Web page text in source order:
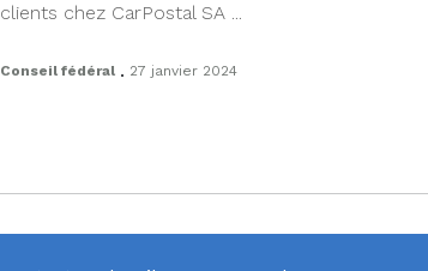
clients chez CarPostal SA ...
Conseil fédéral . 27 janvier 2024